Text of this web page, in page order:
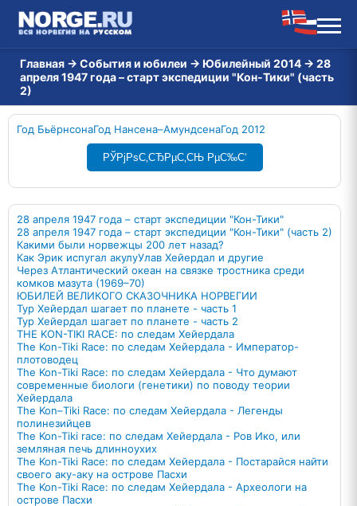
Главная → События и юбилеи → Юбилейный 2014 → 28
апреля 1947 года – старт экспедиции "Кон-Тики" (часть
2)
Год БьёрнсонаГод Нансена–АмундсенаГод 2012
РЎРјРѕС‚СЂРµС‚СЊ РµС‰С‘
28 апреля 1947 года – старт экспедиции "Кон-Тики"
28 апреля 1947 года – старт экспедиции "Кон-Тики" (часть 2)
Какими были норвежцы 200 лет назад?
Как Эрик испугал акулуУлав Хейердал и другие
Через Атлантический океан на связке тростника среди
комков мазута (1969–70)
ЮБИЛЕЙ ВЕЛИКОГО СКАЗОЧНИКА НОРВЕГИИ
Тур Хейердал шагает по планете - часть 1
Тур Хейердал шагает по планете - часть 2
THE KON-TIKI RACE: по следам Хейердала
Тhe Kon-Tiki Race: по следам Хейердала - Император-
плотоводец
Тhe Kon-Tiki Race: по следам Хейердала - Что думают
современные биологи (генетики) по поводу теории
Хейердала
The Kon–Tiki Race: по следам Хейердала - Легенды
полинезийцев
The Kon-Tiki race: по следам Хейердала - Ров Ико, или
земляная печь длинноухих
Тhe Kon-Tiki Race: по следам Хейердала - Постарайся найти
своего аку-аку на острове Пасхи
The Kon-Tiki Race: по следам Хейердала - Археологи на
острове Пасхи